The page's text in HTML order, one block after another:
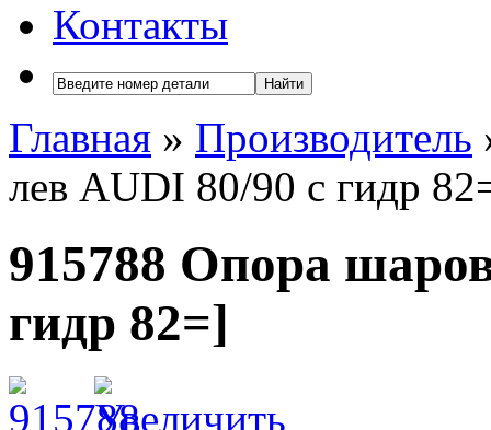
Контакты
Найти
Главная » Производитель
лев AUDI 80/90 с гидр
915788 Опора
гидр 82=]